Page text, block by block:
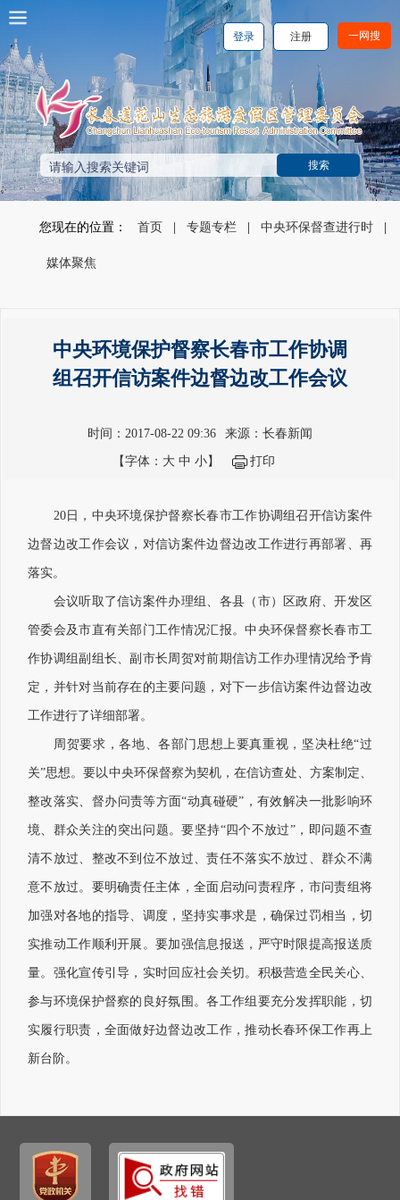
一网搜
注册
登录
您现在的位置： 首页 专题专栏 中央环保督查进行时
媒体聚焦
中央环境保护督察长春市工作协调
组召开信访案件边督边改工作会议
时间：2017-08-22 09:36 来源：长春新闻
【字体： 大 中 小】 打印
20日，中央环境保护督察长春市工作协调组召开信访案件
边督边改工作会议，对信访案件边督边改工作进行再部署、再
落实。
会议听取了信访案件办理组、各县（市）区政府、开发区
管委会及市直有关部门工作情况汇报。中央环保督察长春市工
作协调组副组长、副市长周贺对前期信访工作办理情况给予肯
定，并针对当前存在的主要问题，对下一步信访案件边督边改
工作进行了详细部署。
周贺要求，各地、各部门思想上要真重视，坚决杜绝“过
关”思想。要以中央环保督察为契机，在信访查处、方案制定、
整改落实、督办问责等方面“动真碰硬”，有效解决一批影响环
境、群众关注的突出问题。要坚持“四个不放过”，即问题不查
清不放过、整改不到位不放过、责任不落实不放过、群众不满
意不放过。要明确责任主体，全面启动问责程序，市问责组将
加强对各地的指导、调度，坚持实事求是，确保过罚相当，切
实推动工作顺利开展。要加强信息报送，严守时限提高报送质
量。强化宣传引导，实时回应社会关切。积极营造全民关心、
参与环境保护督察的良好氛围。各工作组要充分发挥职能，切
实履行职责，全面做好边督边改工作，推动长春环保工作再上
新台阶。